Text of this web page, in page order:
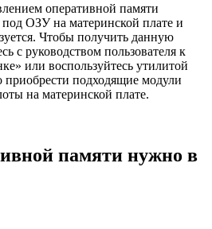
оперативной памяти
под ОЗУ на материнской плате и
Чтобы получить данную
с руководством пользователя к
или воспользуйтесь утилитой
приобрести подходящие модули
на материнской плате.
памяти нужно в